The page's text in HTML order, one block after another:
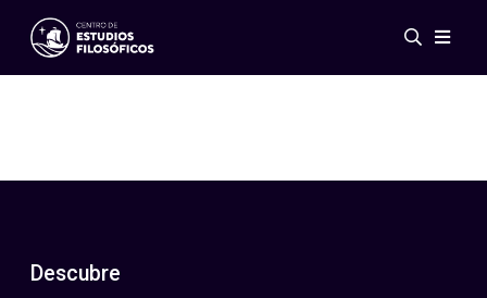
Eventos
ES
EN
Descubre